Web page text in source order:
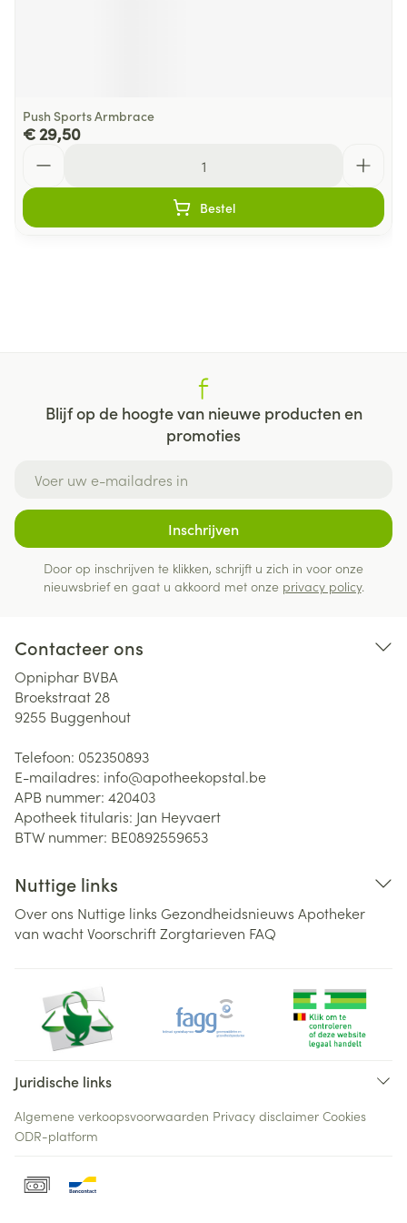
Push Sports Armbrace
€ 29,50
Bestel
Blijf op de hoogte van nieuwe producten en
promoties
Inschrijven
Door op inschrijven te klikken, schrijft u zich in voor onze
nieuwsbrief en gaat u akkoord met onze privacy policy.
Contacteer ons
Opniphar BVBA
Broekstraat 28
9255 Buggenhout
Telefoon: 052350893
E-mailadres: info@apotheekopstal.be
APB nummer: 420403
Apotheek titularis: Jan Heyvaert
BTW nummer: BE0892559653
Nuttige links
Over ons Nuttige links Gezondheidsnieuws Apotheker
van wachtVoorschriftZorgtarieven FAQ
Juridische links
Algemene verkoopsvoorwaarden Privacy disclaimer Cookies
ODR-platform